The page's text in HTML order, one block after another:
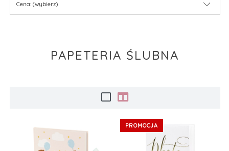
Cena: (wybierz)
PAPETERIA ŚLUBNA
PROMOCJA